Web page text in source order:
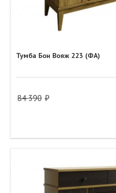
Тумба Бон Вояж 223 (ФА)
84 390